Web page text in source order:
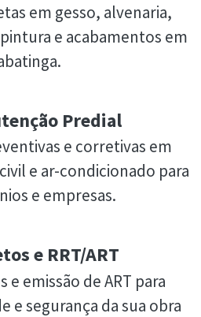
em gesso, alvenaria,
e acabamentos em
Predial
e corretivas em
e ar-condicionado para
e empresas.
e RRT/ART
emissão de ART para
e segurança da sua obra